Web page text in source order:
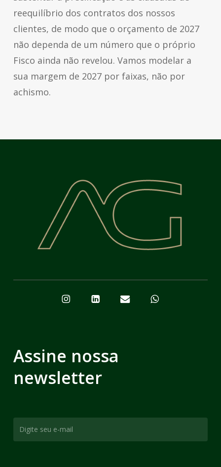
reequilíbrio dos contratos dos nossos
clientes, de modo que o orçamento de 2027
não dependa de um número que o próprio
Fisco ainda não revelou. Vamos modelar a
sua margem de 2027 por faixas, não por
achismo.
Assine nossa
newsletter